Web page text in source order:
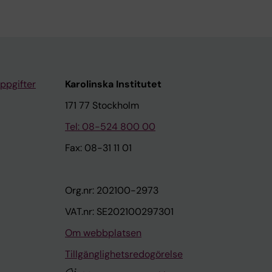
Karolinska Institutet
171 77 Stockholm
Tel: 08-524 800 00
Fax: 08-31 11 01
Org.nr: 202100-2973
VAT.nr: SE202100297301
Om webbplatsen
Tillgänglighetsredogörelse